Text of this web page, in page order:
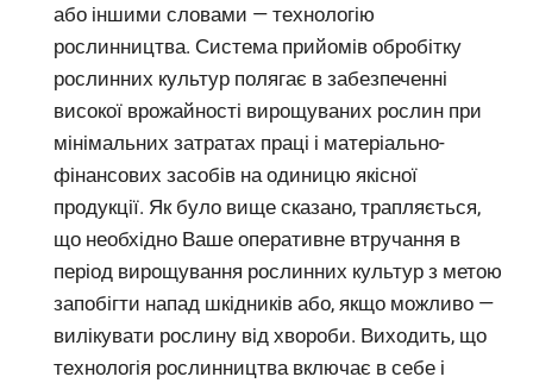
або іншими словами — технологію
рослинництва. Система прийомів обробітку
рослинних культур полягає в забезпеченні
високої врожайності вирощуваних рослин при
мінімальних затратах праці і матеріально-
фінансових засобів на одиницю якісної
продукції. Як було вище сказано, трапляється,
що необхідно Ваше оперативне втручання в
період вирощування рослинних культур з метою
запобігти напад шкідників або, якщо можливо —
вилікувати рослину від хвороби. Виходить, що
технологія рослинництва включає в себе і